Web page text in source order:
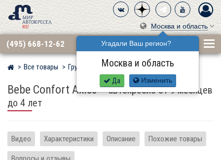
Москва и область
Угадали Ваш регион?
Москва и область
Да Изменить
(495) 668-12-62
Мир детских автокресел
Все товары Группа 1 (9–18 кг) BEBE CONFORT
Bebe Confort Axiss–автокресло от 9 месяцев
до 4 лет
Видео Характеристики Описание Похожие товары